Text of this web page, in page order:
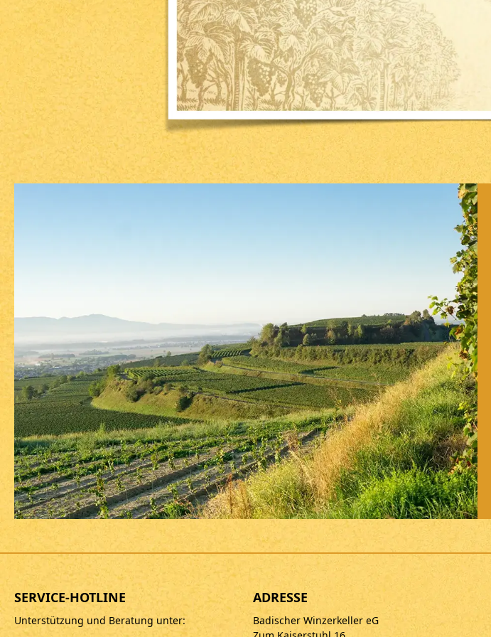
SERVICE-HOTLINE
Unterstützung und Beratung unter:
ADRESSE
Badischer Winzerkeller eG